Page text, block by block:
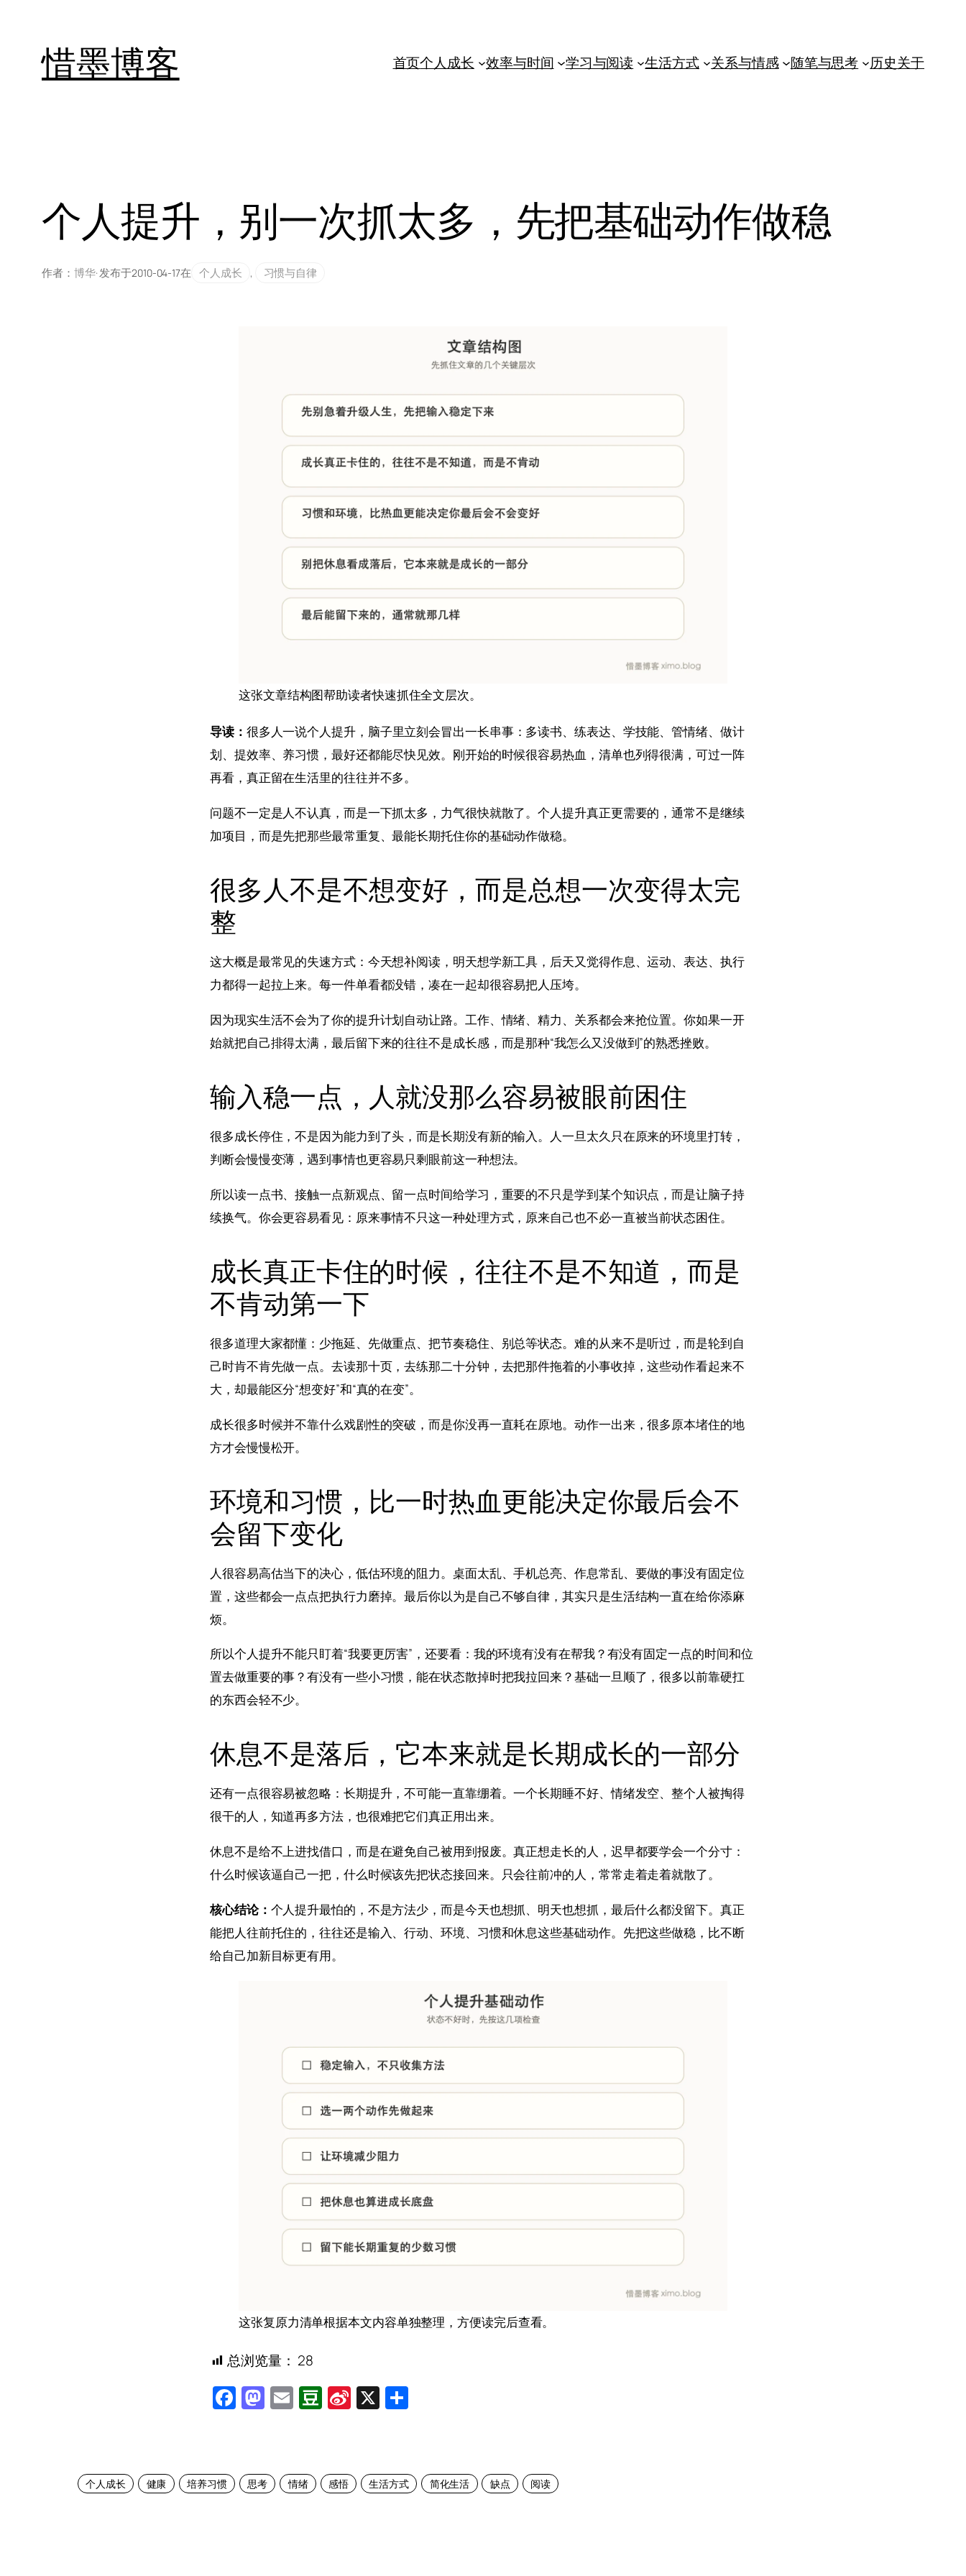
惜墨博客 首页个人成长 效率与时间 学习与阅读 生活方式 关系与情感 随笔与思考 历史关于
个人提升，别一次抓太多，先把基础动作做稳
作者： 博华· 发布于2010-04-17在 个人成长 , 习惯与自律
这张文章结构图帮助读者快速抓住全文层次。
导读： 很多人一说个人提升，脑子里立刻会冒出一长串事：多读书、练表达、学技能、管情绪、做计
划、提效率、养习惯，最好还都能尽快见效。刚开始的时候很容易热血，清单也列得很满，可过一阵
再看，真正留在生活里的往往并不多。
问题不一定是人不认真，而是一下抓太多，力气很快就散了。个人提升真正更需要的，通常不是继续
加项目，而是先把那些最常重复、最能长期托住你的基础动作做稳。
很多人不是不想变好，而是总想一次变得太完
整
这大概是最常见的失速方式：今天想补阅读，明天想学新工具，后天又觉得作息、运动、表达、执行
力都得一起拉上来。每一件单看都没错，凑在一起却很容易把人压垮。
因为现实生活不会为了你的提升计划自动让路。工作、情绪、精力、关系都会来抢位置。你如果一开
始就把自己排得太满，最后留下来的往往不是成长感，而是那种“我怎么又没做到”的熟悉挫败。
输入稳一点，人就没那么容易被眼前困住
很多成长停住，不是因为能力到了头，而是长期没有新的输入。人一旦太久只在原来的环境里打转，
判断会慢慢变薄，遇到事情也更容易只剩眼前这一种想法。
所以读一点书、接触一点新观点、留一点时间给学习，重要的不只是学到某个知识点，而是让脑子持
续换气。你会更容易看见：原来事情不只这一种处理方式，原来自己也不必一直被当前状态困住。
成长真正卡住的时候，往往不是不知道，而是
不肯动第一下
很多道理大家都懂：少拖延、先做重点、把节奏稳住、别总等状态。难的从来不是听过，而是轮到自
己时肯不肯先做一点。去读那十页，去练那二十分钟，去把那件拖着的小事收掉，这些动作看起来不
大，却最能区分“想变好”和“真的在变”。
成长很多时候并不靠什么戏剧性的突破，而是你没再一直耗在原地。动作一出来，很多原本堵住的地
方才会慢慢松开。
环境和习惯，比一时热血更能决定你最后会不
会留下变化
人很容易高估当下的决心，低估环境的阻力。桌面太乱、手机总亮、作息常乱、要做的事没有固定位
置，这些都会一点点把执行力磨掉。最后你以为是自己不够自律，其实只是生活结构一直在给你添麻
烦。
所以个人提升不能只盯着“我要更厉害”，还要看：我的环境有没有在帮我？有没有固定一点的时间和位
置去做重要的事？有没有一些小习惯，能在状态散掉时把我拉回来？基础一旦顺了，很多以前靠硬扛
的东西会轻不少。
休息不是落后，它本来就是长期成长的一部分
还有一点很容易被忽略：长期提升，不可能一直靠绷着。一个长期睡不好、情绪发空、整个人被掏得
很干的人，知道再多方法，也很难把它们真正用出来。
休息不是给不上进找借口，而是在避免自己被用到报废。真正想走长的人，迟早都要学会一个分寸：
什么时候该逼自己一把，什么时候该先把状态接回来。只会往前冲的人，常常走着走着就散了。
核心结论： 个人提升最怕的，不是方法少，而是今天也想抓、明天也想抓，最后什么都没留下。真正
能把人往前托住的，往往还是输入、行动、环境、习惯和休息这些基础动作。先把这些做稳，比不断
给自己加新目标更有用。
这张复原力清单根据本文内容单独整理，方便读完后查看。
总浏览量： 28
Facebook
Mastodon
EmailDouban
Sina
X
个人成长 健康 培养习惯 思考 情绪 感悟 生活方式 简化生活 缺点 阅读